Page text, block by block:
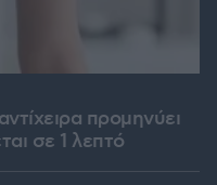
προμηνύει
σε 1 λεπτό